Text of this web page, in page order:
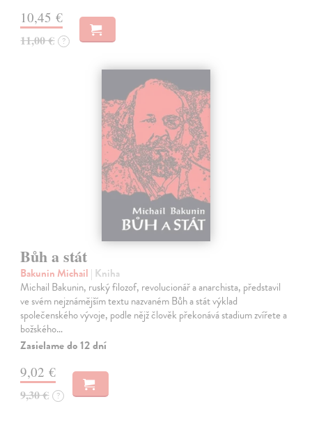
10,45 €
11,00 € ?
Bůh a stát
Bakunin Michail | Kniha
Michail Bakunin, ruský filozof, revolucionář a anarchista, představil
ve svém nejznámějším textu nazvaném Bůh a stát výklad
společenského vývoje, podle nějž člověk překonává stadium zvířete a
božského…
Zasielame do 12 dní
9,02 €
9,30 € ?